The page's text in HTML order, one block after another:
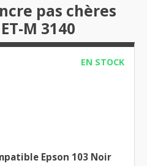
pas chères
M 3140
EN STOCK
Cartouche d'encre compatible Epson 103 Noir